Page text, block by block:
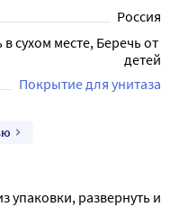
и вирусов в
Россия
в сухом месте, Беречь от
детей
Покрытие для унитаза
упаковки, развернуть и